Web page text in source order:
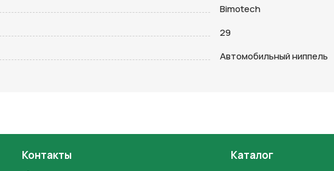
Bimotech
29
Автомобильный ниппель
Контакты Каталог
согласие на обработку
персональных данных и соглашаетесь с политикой конфиденциальности